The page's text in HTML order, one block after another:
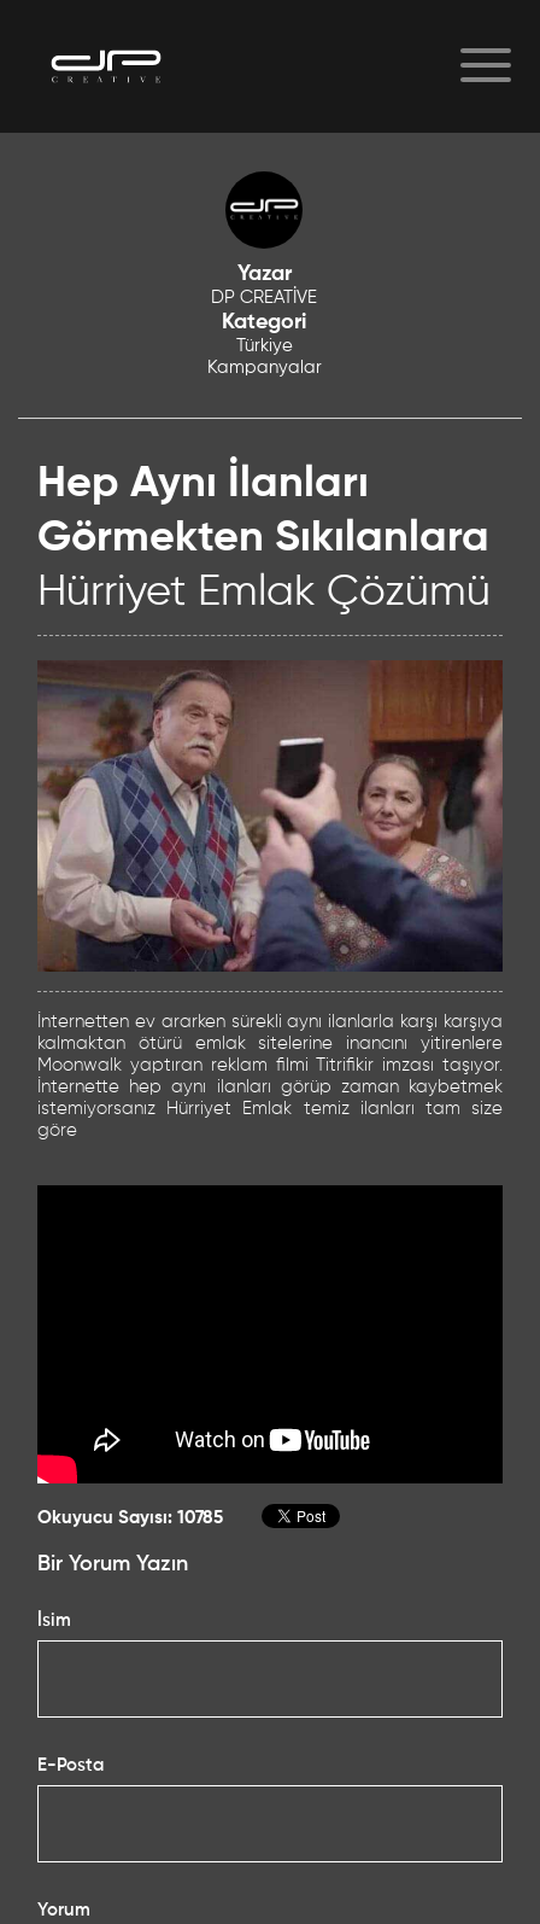
Yazar
DP CREATİVE
Kategori
Türkiye
Kampanyalar
Hep Aynı İlanları
Görmekten Sıkılanlara
Hürriyet Emlak Çözümü
İnternetten ev ararken sürekli aynı ilanlarla karşı karşıya
kalmaktan ötürü emlak sitelerine inancını yitirenlere
Moonwalk yaptıran reklam filmi Titrifikir imzası taşıyor.
İnternette hep aynı ilanları görüp zaman kaybetmek
istemiyorsanız Hürriyet Emlak temiz ilanları tam size
göre
Okuyucu Sayısı: 10785
Bir Yorum Yazın
İsim
E-Posta
Yorum